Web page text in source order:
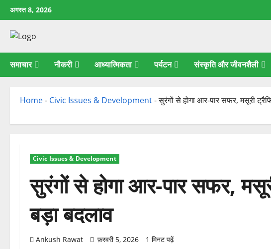
छोड़कर
सामग्री
अगस्त 8, 2026
समाचार नौकरी आध्यात्मिकता पर्यटन संस्कृति और जीवनशैली
Home- Civic Issues & Development-सुरंगों से होगा आर-पार सफर, मसूरी
Civic Issues & Development
सुरंगों से होगा आर-पार सफर,
बड़ा बदलाव
Ankush Rawat फ़रवरी 5, 2026 1 मिनट पढ़ें